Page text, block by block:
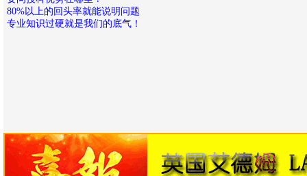
80%以上的回头率就能说明问题
专业知识过硬就是我们的底气！